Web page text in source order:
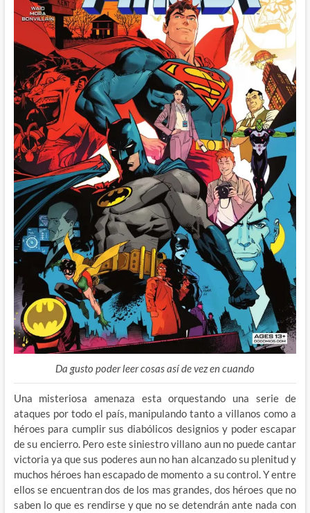
Da gusto poder leer cosas así de vez en cuando
Una misteriosa amenaza esta orquestando una serie de
ataques por todo el país, manipulando tanto a villanos como a
héroes para cumplir sus diabólicos designios y poder escapar
de su encierro. Pero este siniestro villano aun no puede cantar
victoria ya que sus poderes aun no han alcanzado su plenitud y
muchos héroes han escapado de momento a su control. Y entre
ellos se encuentran dos de los mas grandes, dos héroes que no
saben lo que es rendirse y que no se detendrán ante nada con